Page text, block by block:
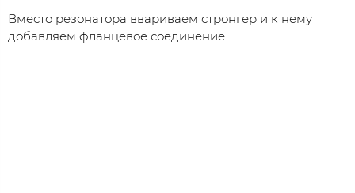
Вместо резонатора ввариваем стронгер и к нему
добавляем фланцевое соединение